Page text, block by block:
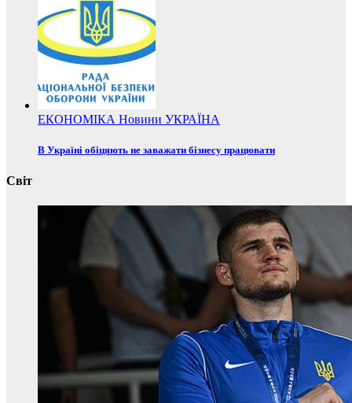
ЕКОНОМІКА Новини УКРАЇНА
В Україні обіцяють не заважати бізнесу працювати
Світ